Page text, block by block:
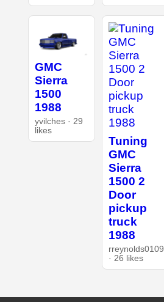
GMC
Sierra
1500
1988
yvilches · 29
likes
Tuning
GMC
Sierra
1500 2
Door
pickup
truck
1988
rreynolds0109
· 26 likes